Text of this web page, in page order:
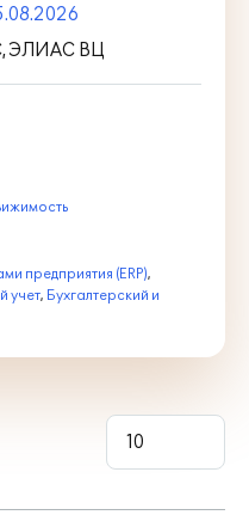
ЭЛИАС ВЦ
предприятия (ERP),
учет, Бухгалтерский и